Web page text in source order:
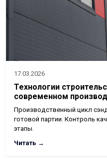
17.03.2026
Технологии
современном
Производственный цикл
готовой партии. Контроль
этапы.
Читать →